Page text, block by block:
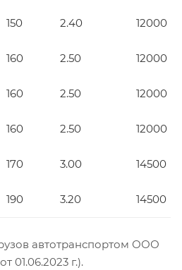
150 2.40 12000
160 2.50 12000
160 2.50 12000
160 2.50 12000
170 3.00 14500
190 3.20 14500
автотранспортом ООО
01.06.2023 г.).